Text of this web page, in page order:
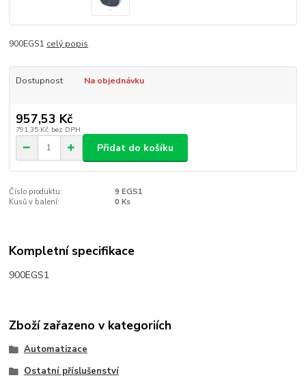
900EGS1 celý popis
Dostupnost Na objednávku
957,53 Kč
791,35 Kč bez DPH
Přidat do košíku
Číslo produktu:
9 EGS1
Kusů v balení:
0 Ks
Kompletní specifikace
900EGS1
Zboží zařazeno v kategoriích
Automatizace
Ostatní příslušenství